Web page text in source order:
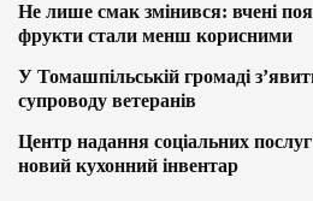
Не лише смак змінився: вчені
фрукти стали менш корисними
У Томашпільській громаді
супроводу ветеранів
Центр надання соціальних
новий кухонний інвентар